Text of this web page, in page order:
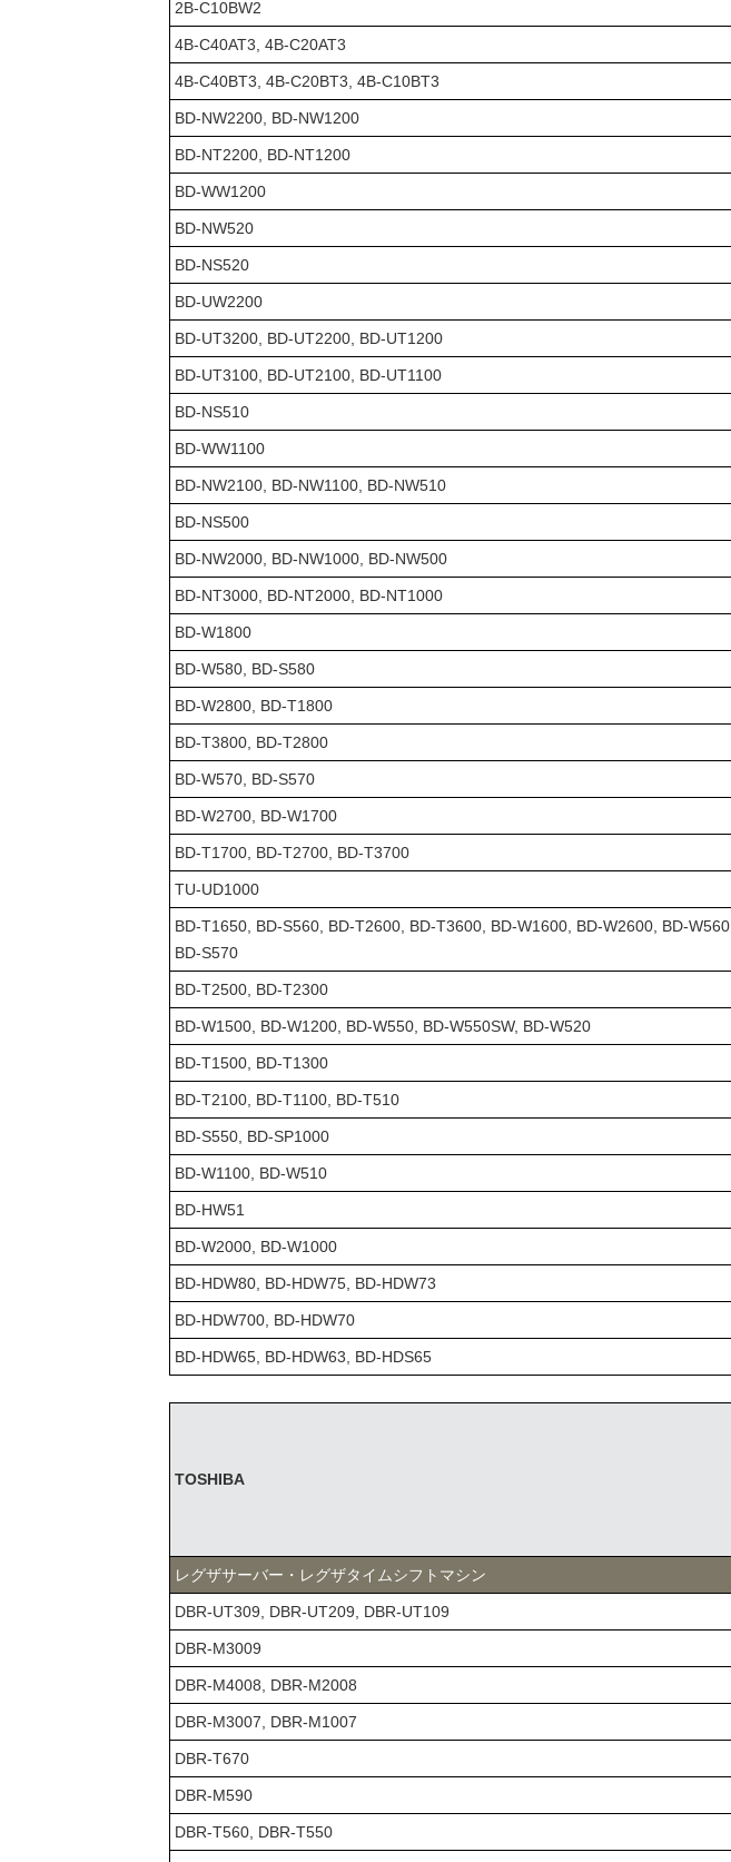
2B-C10BW2
4B-C40AT3, 4B-C20AT3
4B-C40BT3, 4B-C20BT3, 4B-C10BT3
BD-NW2200, BD-NW1200
BD-NT2200, BD-NT1200
BD-WW1200
BD-NW520
BD-NS520
BD-UW2200
BD-UT3200, BD-UT2200, BD-UT1200
BD-UT3100, BD-UT2100, BD-UT1100
BD-NS510
BD-WW1100
BD-NW2100, BD-NW1100, BD-NW510
BD-NS500
BD-NW2000, BD-NW1000, BD-NW500
BD-NT3000, BD-NT2000, BD-NT1000
BD-W1800
BD-W580, BD-S580
BD-W2800, BD-T1800
BD-T3800, BD-T2800
BD-W570, BD-S570
BD-W2700, BD-W1700
BD-T1700, BD-T2700, BD-T3700
TU-UD1000
BD-T1650, BD-S560, BD-T2600, BD-T3600, BD-W1600, BD-W2600, BD-W560,
BD-S570
BD-T2500, BD-T2300
BD-W1500, BD-W1200, BD-W550, BD-W550SW, BD-W520
BD-T1500, BD-T1300
BD-T2100, BD-T1100, BD-T510
BD-S550, BD-SP1000
BD-W1100, BD-W510
BD-HW51
BD-W2000, BD-W1000
BD-HDW80, BD-HDW75, BD-HDW73
BD-HDW700, BD-HDW70
BD-HDW65, BD-HDW63, BD-HDS65
TOSHIBA
レグザサーバー・レグザタイムシフトマシン
DBR-UT309, DBR-UT209, DBR-UT109
DBR-M3009
DBR-M4008, DBR-M2008
DBR-M3007, DBR-M1007
DBR-T670
DBR-M590
DBR-T560, DBR-T550